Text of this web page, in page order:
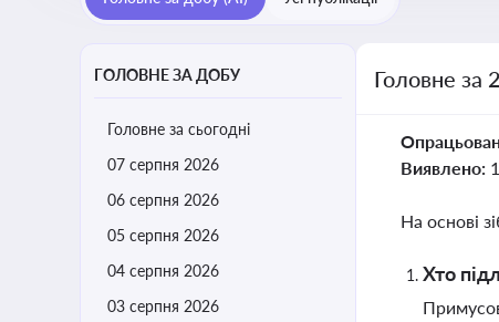
ГОЛОВНЕ ЗА ДОБУ
Головне за сьогодні
07 серпня 2026
06 серпня 2026
05 серпня 2026
04 серпня 2026
03 серпня 2026
Головне за
Виявлено:
На основі
Хто